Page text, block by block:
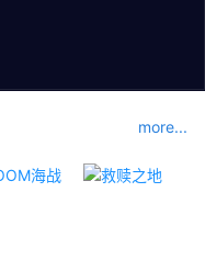
more...